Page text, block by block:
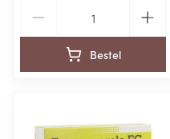
Bestel